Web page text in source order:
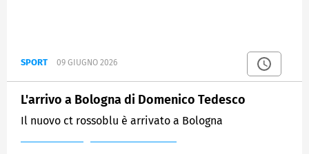
SPORT 09 GIUGNO 2026
L'arrivo a Bologna di Domenico Tedesco
Il nuovo ct rossoblu è arrivato a Bologna